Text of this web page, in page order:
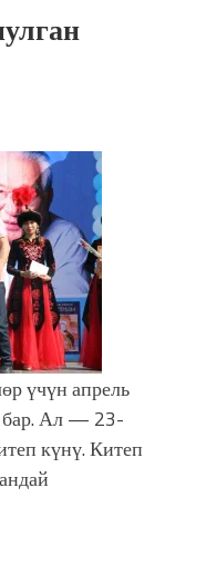
көч
Видео)
үчүн апрель
бар. Ал — 23-
күнү. Китеп